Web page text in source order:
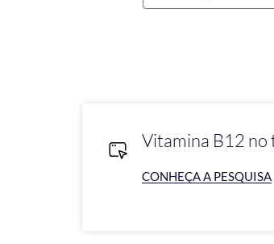
Vitamina B12
CONHEÇA A PESQUISA